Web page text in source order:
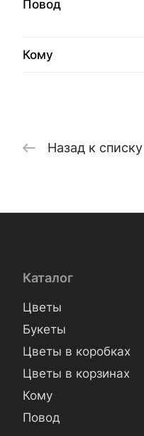
Повод
Кому
Назад к списку
Каталог
Цветы
Букеты
Цветы в коробках
Цветы в корзинах
Кому
Повод